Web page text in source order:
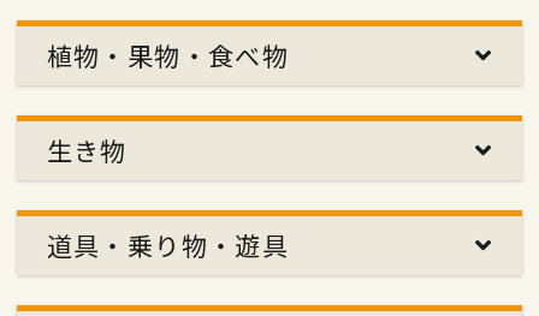
植物・果物・食べ物
生き物
道具・乗り物・遊具